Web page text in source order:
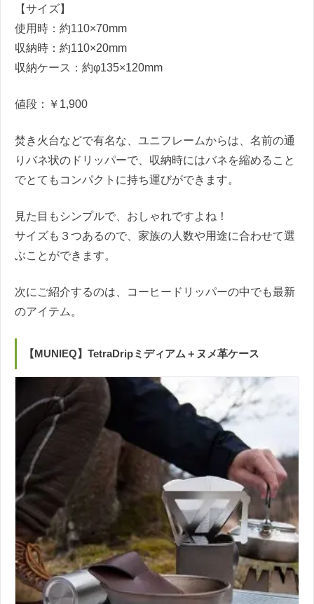
【サイズ】
使用時：約110×70mm
収納時：約110×20mm
収納ケース：約φ135×120mm
値段：￥1,900
焚き火台などで有名な、ユニフレームからは、名前の通
りバネ状のドリッパーで、収納時にはバネを縮めること
でとてもコンパクトに持ち運びができます。
見た目もシンプルで、おしゃれですよね！
サイズも３つあるので、家族の人数や用途に合わせて選
ぶことができます。
次にご紹介するのは、コーヒードリッパーの中でも最新
のアイテム。
【MUNIEQ】TetraDripミディアム＋ヌメ革ケース